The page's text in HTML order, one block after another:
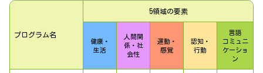
プログラム名
5領域の要素
健康・
生活
人間関
係・社
会性
運動・
感覚
認知・
行動
言語
コミュニ
ケーショ
ン